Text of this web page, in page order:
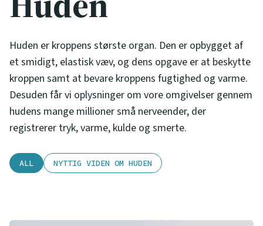
Huden er kroppens største organ. Den er opbygget af
et smidigt, elastisk væv, og dens opgave er at beskytte
kroppen samt at bevare kroppens fugtighed og varme.
Desuden får vi oplysninger om vore omgivelser gennem
hudens mange millioner små nerveender, der
registrerer tryk, varme, kulde og smerte.
ALL NYTTIG VIDEN OM HUDEN